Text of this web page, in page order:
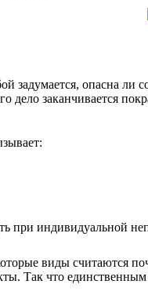
задумается, опасна
дело заканчивается
при индивидуальной
виды считаются
Так что